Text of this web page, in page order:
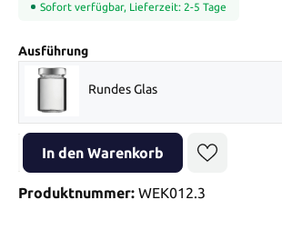
Sofort verfügbar, Lieferzeit: 2-5 Tage
Ausführungauswählen
Rundes Glas
Produkt Anzahl: Gib den gewünschten Wert
In den Warenkorb
Produktnummer: WEK012.3